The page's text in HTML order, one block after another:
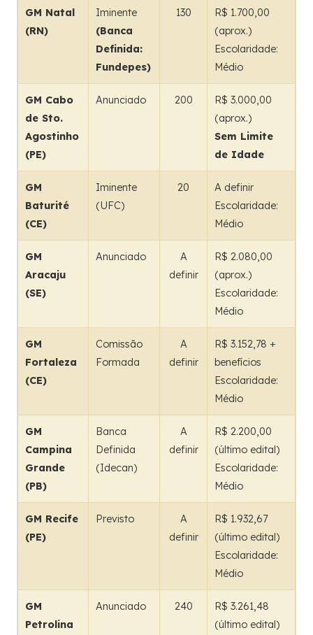
GM Natal
(RN)
Iminente
(Banca
Definida:
Fundepes)
130
R$ 1.700,00
(aprox.)
Escolaridade:
Médio
GM Cabo
de Sto.
Agostinho
(PE)
Anunciado 200
R$ 3.000,00
(aprox.)
Sem Limite
de Idade
GM
Baturité
(CE)
Iminente
(UFC)
20
A definir
Escolaridade:
Médio
GM
Aracaju
(SE)
Anunciado
A
definir
R$ 2.080,00
(aprox.)
Escolaridade:
Médio
GM
Fortaleza
(CE)
Comissão
Formada
A
definir
R$ 3.152,78 +
benefícios
Escolaridade:
Médio
GM
Campina
Grande
(PB)
Banca
Definida
(Idecan)
A
definir
R$ 2.200,00
(último edital)
Escolaridade:
Médio
GM Recife
(PE)
Previsto
A
definir
R$ 1.932,67
(último edital)
Escolaridade:
Médio
GM
Petrolina
Anunciado 240
R$ 3.261,48
(último edital)